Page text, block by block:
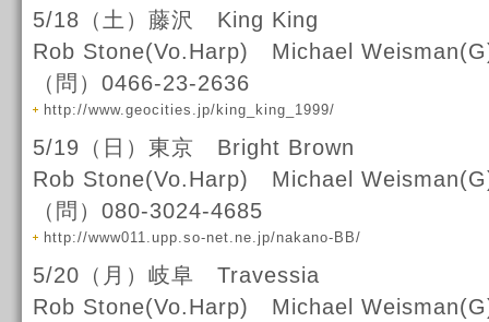
5/18（土）藤沢 King King
Rob Stone(Vo.Harp) Michael
（問）0466-23-2636
http://www.geocities.jp/king_king_1999/
5/19（日）東京 Bright Brown
Rob Stone(Vo.Harp) Michael
（問）080-3024-4685
http://www011.upp.so-net.ne.jp/nakano-BB/
5/20（月）岐阜 Travessia
Rob Stone(Vo.Harp) Michael